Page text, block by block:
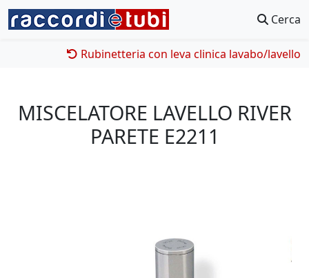
Cerca
Rubinetteria con leva clinica lavabo/lavello
MISCELATORE LAVELLO RIVER
PARETE E2211